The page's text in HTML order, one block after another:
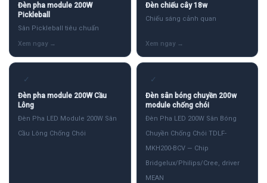
Đèn pha module 200W
Pickleball
Sân Pickleball tiêu chuẩn
Đèn chiếu cây 18w
Chiếu sáng cảnh quan
✓
Đèn pha module 200W Cầu
Lông
Đèn Pha LED Module 200W Sân
Cầu Lông Chống Chói
✓
Đèn sân bóng chuyền 200w
module chống chói
Đèn Pha LED 200W Sân Bóng
Chuyền Chống Chói TDLF-
MKH200-BCV — Chip
Bridgelux/Philips/Cree, driver
MEAN